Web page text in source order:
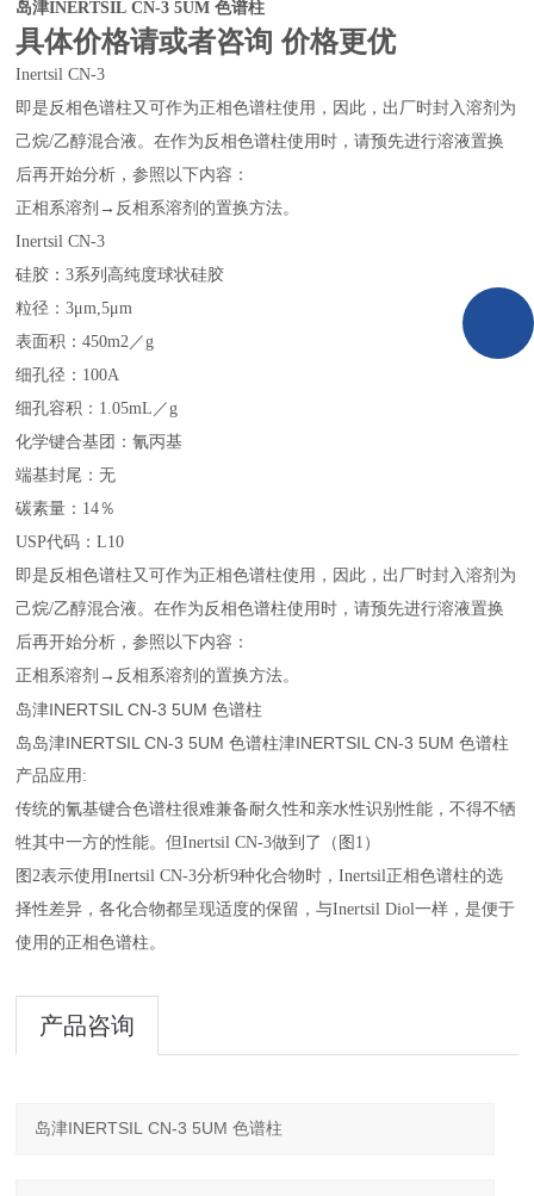
岛津INERTSIL CN-3 5UM 色谱柱
具体价格请或者咨询 价格更优
Inertsil CN-3
即是反相色谱柱又可作为正相色谱柱使用，因此，出厂时封入溶剂为
己烷/乙醇混合液。在作为反相色谱柱使用时，请预先进行溶液置换
后再开始分析，参照以下内容：
正相系溶剂→反相系溶剂的置换方法。
Inertsil CN-3
硅胶：3系列高纯度球状硅胶
粒径：3μm,5μm
表面积：450m2／g
细孔径：100A
细孔容积：1.05mL／g
化学键合基团：氰丙基
端基封尾：无
碳素量：14％
USP代码：L10
即是反相色谱柱又可作为正相色谱柱使用，因此，出厂时封入溶剂为
己烷/乙醇混合液。在作为反相色谱柱使用时，请预先进行溶液置换
后再开始分析，参照以下内容：
正相系溶剂→反相系溶剂的置换方法。
岛津INERTSIL CN-3 5UM 色谱柱
岛岛津INERTSIL CN-3 5UM 色谱柱津INERTSIL CN-3 5UM 色谱柱
产品应用:
传统的氰基键合色谱柱很难兼备耐久性和亲水性识别性能，不得不牺
牲其中一方的性能。但Inertsil CN-3做到了（图1）
图2表示使用Inertsil CN-3分析9种化合物时，Inertsil正相色谱柱的选
择性差异，各化合物都呈现适度的保留，与Inertsil Diol一样，是便于
使用的正相色谱柱。
产品咨询